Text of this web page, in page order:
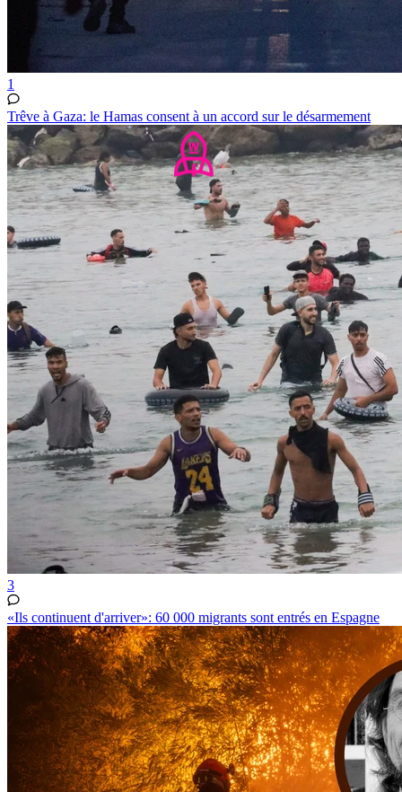
1
Trêve à Gaza: le Hamas consent à un accord sur le désarmement
3
«Ils continuent d'arriver»: 60 000 migrants sont entrés en Espagne